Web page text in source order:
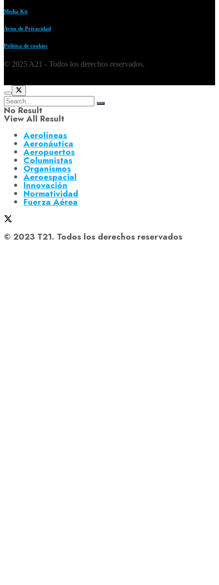
Media Kit
Aviso de Privacidad
Política de cookies
© 2025 A21 - Todos los derechos reservados.
No Result
View All Result
Aerolíneas
Aeronáutica
Aeropuertos
Columnistas
Organismos
Aeroespacial
Innovación
Normatividad
Fuerza Aérea
© 2023 T21. Todos los derechos reservados